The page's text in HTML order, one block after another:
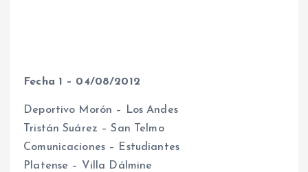
Fecha 1 – 04/08/2012
Deportivo Morón – Los Andes
Tristán Suárez – San Telmo
Comunicaciones – Estudiantes
Platense – Villa Dálmine